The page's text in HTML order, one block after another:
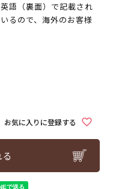
語（裏面）で記載され
るので、海外のお客様
お気に入りに登録する